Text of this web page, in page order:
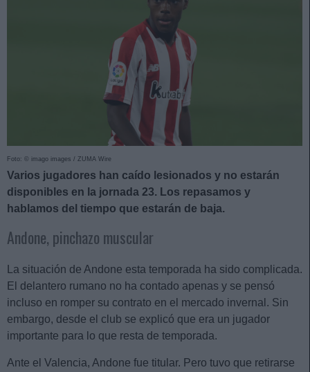
Foto: © imago images / ZUMA Wire
Varios jugadores han caído lesionados y no estarán
disponibles en la jornada 23. Los repasamos y
hablamos del tiempo que estarán de baja.
Andone, pinchazo muscular
La situación de Andone esta temporada ha sido complicada.
El delantero rumano no ha contado apenas y se pensó
incluso en romper su contrato en el mercado invernal. Sin
embargo, desde el club se explicó que era un jugador
importante para lo que resta de temporada.
Ante el Valencia, Andone fue titular. Pero tuvo que retirarse